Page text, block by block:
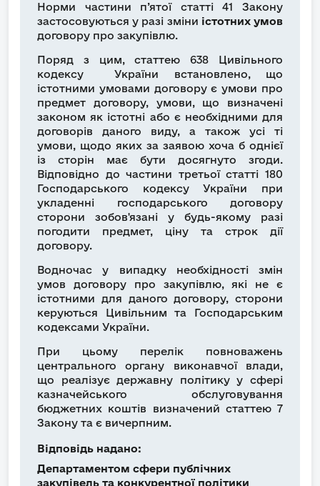
Норми частини п’ятої статті 41 Закону
застосовуються у разі зміни істотних умов
договору про закупівлю.
Поряд з цим, статтею 638 Цивільного
кодексу України встановлено, що
істотними умовами договору є умови про
предмет договору, умови, що визначені
законом як істотні або є необхідними для
договорів даного виду, а також усі ті
умови, щодо яких за заявою хоча б однієї
із сторін має бути досягнуто згоди.
Відповідно до частини третьої статті 180
Господарського кодексу України при
укладенні господарського договору
сторони зобов'язані у будь-якому разі
погодити предмет, ціну та строк дії
договору.
Водночас у випадку необхідності змін
умов договору про закупівлю, які не є
істотними для даного договору, сторони
керуються Цивільним та Господарським
кодексами України.
При цьому перелік повноважень
центрального органу виконавчої влади,
що реалізує державну політику у сфері
казначейського обслуговування
бюджетних коштів визначений статтею 7
Закону та є вичерпним.
Відповідь надано:
Департаментом сфери публічних
закупівель та конкурентної політики